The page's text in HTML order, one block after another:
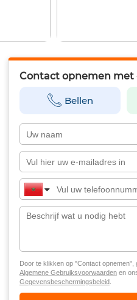
Contact opnemen met
Bellen
Door te klikken op "Contact
Algemene Gebruiksvoorwaardenen
Gegevensbeschermingsbeleid